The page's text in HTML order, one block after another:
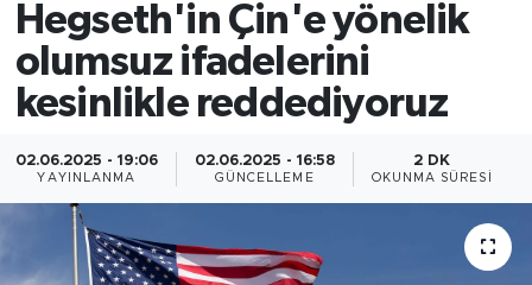
Hegseth'in Çin'e yönelik
olumsuz ifadelerini
kesinlikle reddediyoruz
02.06.2025 - 19:06
YAYINLANMA
02.06.2025 - 16:58
GÜNCELLEME
2 DK
OKUNMA SÜRESI
Politika
Kültür - Sanat ve Tarih
Yaşam
Bilim ve Teknoloji
Çin Fuarları